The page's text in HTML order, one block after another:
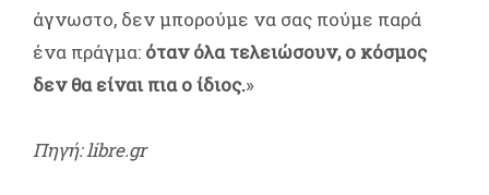
άγνωστο, δεν μπορούμε να σας πούμε παρά
ένα πράγμα: όταν όλα τελειώσουν, ο κόσμος
δεν θα είναι πια ο ίδιος.»
Πηγή: libre.gr